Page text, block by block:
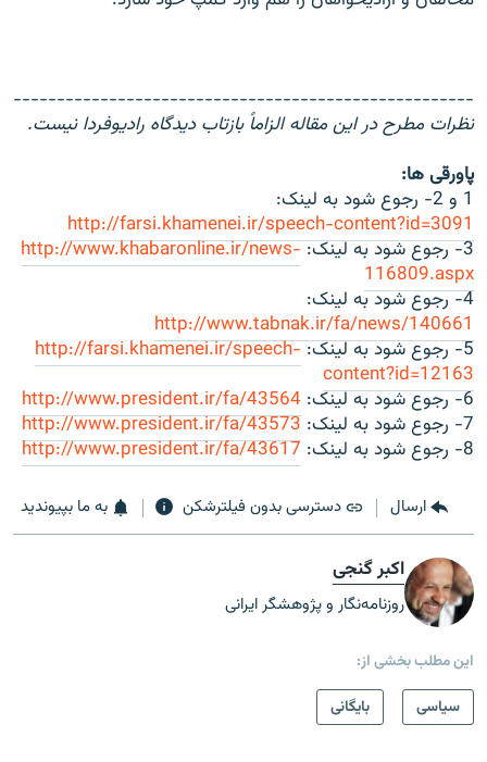
-----------------------------------------------------
نظرات مطرح در این مقاله الزاماً بازتاب دیدگاه رادیوفردا نیست.
پاورقی ها:
1 و 2- رجوع شود به لینک:
http://farsi.khamenei.ir/speech-content?id=3091
3- رجوع شود به لینک:
http://www.khabaronline.ir/news-
116809.aspx
4- رجوع شود به لینک:
http://www.tabnak.ir/fa/news/140661
5- رجوع شود به لینک:
http://farsi.khamenei.ir/speech-
content?id=12163
6- رجوع شود به لینک:
http://www.president.ir/fa/43564
7- رجوع شود به لینک:
http://www.president.ir/fa/43573
8- رجوع شود به لینک:
http://www.president.ir/fa/43617
ارسال دسترسی بدون فیلترشکن به ما بپیوندید
اکبر گنجی
روزنامه‌نگار و پژوهشگر ایرانی
این مطلب بخشی از:
سیاسی
بایگانی